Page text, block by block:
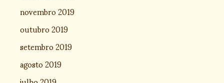
novembro 2019
outubro 2019
setembro 2019
agosto 2019